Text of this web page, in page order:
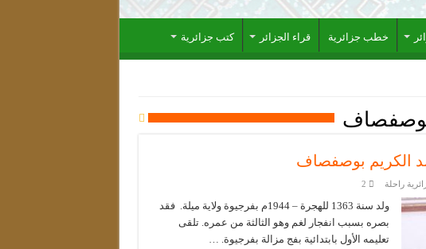
خطب جزائرية قراء الجزائر كتب جزائرية
بوصفصاف
الكريم بوصفصاف
راحلة 2
ولد سنة 1363 للهجرة – 1944م بفرجيوة ولاية ميلة. فقد
بصره بسبب انفجار لغم وهو الثالثة من عمره. تلقى
تعليمه الأول بابتدائية بفج مزالة بفرجيوة. …